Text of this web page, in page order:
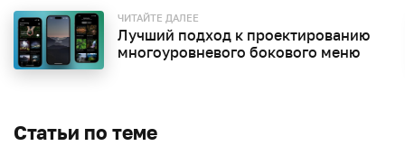
ЧИТАЙТЕ ДАЛЕЕ
Лучший подход к проектированию
многоуровневого бокового меню
Статьи по теме